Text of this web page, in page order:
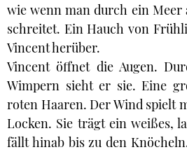
wie wenn man durch ein Meer
schreitet. Ein Hauch von
Vincent herüber.
Vincent öffnet die Augen.
Wimpern sieht er sie. Eine
roten Haaren. Der Wind spielt
Locken. Sie trägt ein weißes,
fällt hinab bis zu den